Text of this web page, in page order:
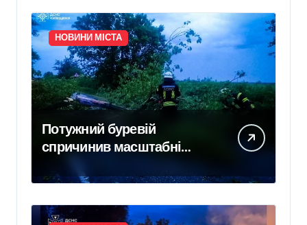
НОВИНИ МІСТА
Потужний буревій
спричинив масштабні
руйнування на Київщині